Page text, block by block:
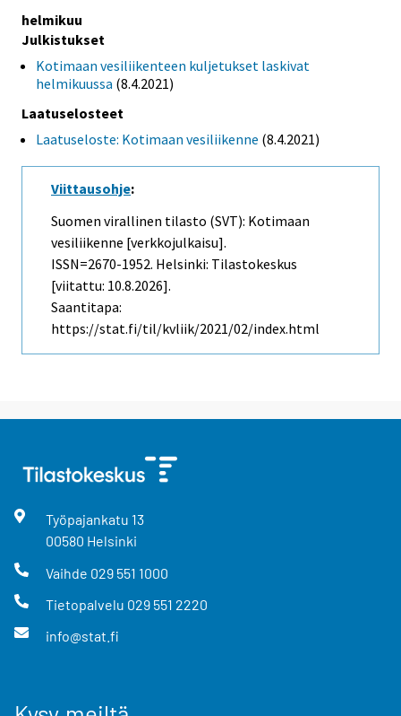
helmikuu
Julkistukset
Kotimaan vesiliikenteen kuljetukset laskivat
helmikuussa (8.4.2021)
Laatuselosteet
Laatuseloste: Kotimaan vesiliikenne (8.4.2021)
Viittausohje:
Suomen virallinen tilasto (SVT): Kotimaan
vesiliikenne [verkkojulkaisu].
ISSN=2670-1952. Helsinki: Tilastokeskus
[viitattu: 10.8.2026].
Saantitapa:
https://stat.fi/til/kvliik/2021/02/index.html
Työpajankatu 13
00580 Helsinki
Vaihde 029 551 1000
Tietopalvelu 029 551 2220
info@stat.fi